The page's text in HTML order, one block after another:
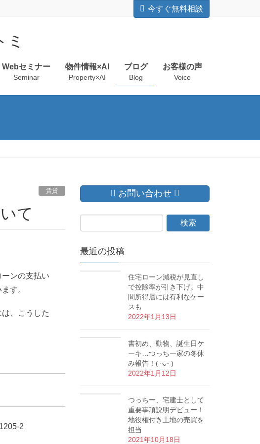
今すぐ無料相談
Webセミナー
Seminar
物件情報×AI
Property×AI
ブログ
Blog
お客様の声
Voice
賃貸
て
ンの支払い
す。
、こうした
お問い合わせ
最近の投稿
住宅ローン減税が見直し
で控除率が引き下げ。中
間所得層には有利なケー
スも
2022年1月13日
書初め、動物、誕生日ケ
ーキ…つっちー家の冬休
み報告！( ᵕᴗᵕ )
2022年1月12日
つっちー、宅建士として
重要事項説明デビュー！
地役権付き土地の売買を
担当
2021年10月18日